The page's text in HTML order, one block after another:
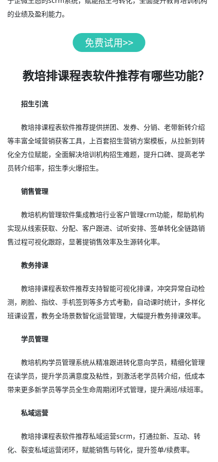
的业绩及盈利能力。
教培排课程表软件推荐有哪些功能？
招生引流
教培排课程表软件推荐提供拼团、发券、分销、老带新转介绍
等丰富全域营销获客工具，上百套招生营销方案模板，从拉新到转
化全方位赋能，全面解决培训机构招生难题，提升口碑、提高老学
员转介绍率，招生季火爆招生。
销售管理
教培机构管理软件集成教培行业客户管理crm功能，帮助机构
实现从线索获取、分配、客户跟进、试听安排、签单转化全链路销
售过程可视化跟踪，显著提销售效率及生源转化率。
教务排课
教培排课程表软件推荐支持智能可视化排课，冲突异常自动检
测，刷脸、指纹、手机签到等多方式考勤，自动课时统计，多样化
班课设置，教务全场景数智化运营管理，大幅提升教务排课效率。
学员管理
教培机构学员管理系统从精准跟进转化意向学员，精细化管理
在读学员，提升学员满意度及粘性，到激活老学员转介绍，低成本
带来更多新学员等学员全生命周期闭环式管理，提升满班/续班率。
私域运营
教培排课程表软件推荐私域运营scrm，打通拉新、互动、转
化、裂变私域运营闭环，赋能销售与转化，提升签单/续费率。